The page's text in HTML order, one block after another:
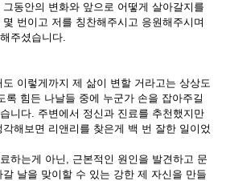
동안의 변화와 앞으로 어떻게 살아갈지를
번이고 저를 칭찬해주시고 응원해주시며
주셨습니다.
이렇게까지 제 삶이 변할 거라고는 상상도
록 힘든 나날들 중에 누군가 손을 잡아주길
니다. 주변에서 정신과 진료를 추천했지만
해보면 리앤리를 찾은게 백 번 잘한 일이었
하는게 아닌, 근본적인 원인을 발견하고 문
날을 맞이할 수 있는 강한 제 자신을 만들